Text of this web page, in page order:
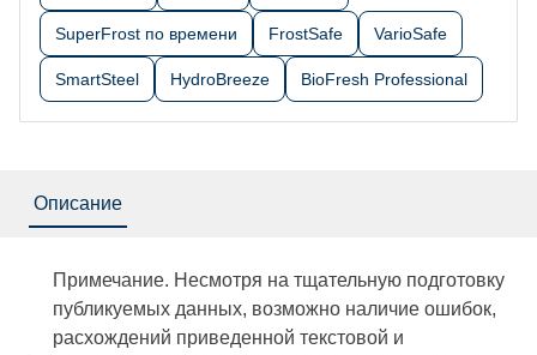
SuperFrost по времени FrostSafe VarioSafe
SmartSteel HydroBreeze BioFresh Professional
Описание
Примечание. Несмотря на тщательную подготовку
публикуемых данных, возможно наличие ошибок,
расхождений приведенной текстовой и